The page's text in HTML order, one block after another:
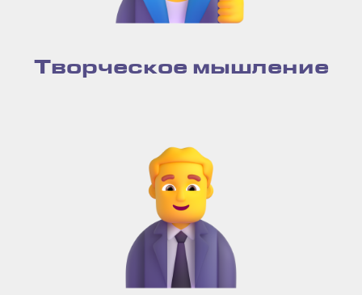
Творческое мышление